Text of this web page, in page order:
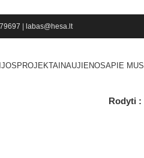
labas@hesa.lt
PROJEKTAINAUJIENOSAPIE MUS
Rodyti